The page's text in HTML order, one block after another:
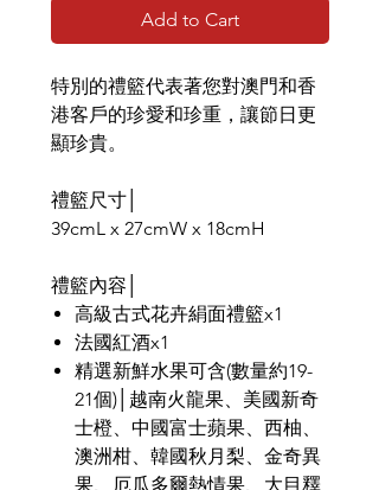
Add to Cart
特別的禮籃代表著您對澳門和香
港客戶的珍愛和珍重，讓節日更
顯珍貴。
禮籃尺寸│
39cmL x 27cmW x 18cmH
禮籃內容│
高級古式花卉絹面禮籃x1
法國紅酒x1
精選新鮮水果可含(數量約19-
21個)│越南火龍果、美國新奇
士橙、中國富士蘋果、西柚、
澳洲柑、韓國秋月梨、金奇異
果、厄瓜多爾熱情果、大目釋